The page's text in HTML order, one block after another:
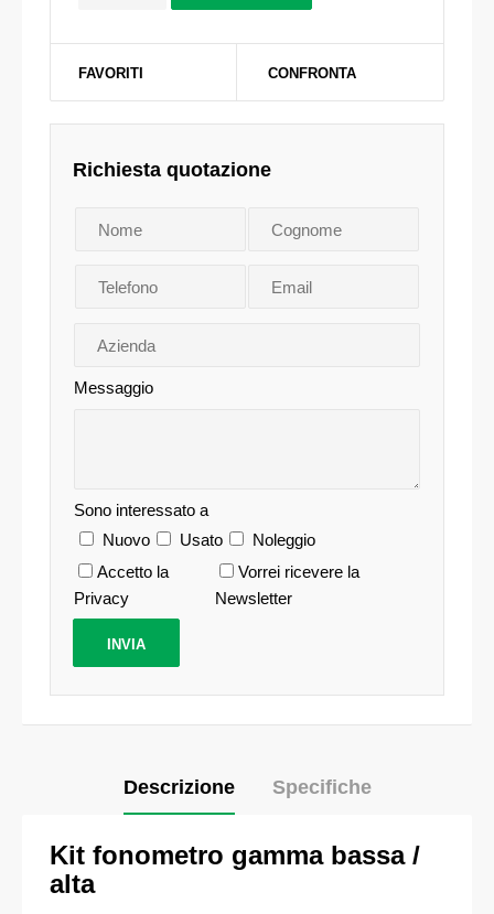
FAVORITI CONFRONTA
Richiesta quotazione
Messaggio
Sono interessato a
Nuovo
Usato
Noleggio
Accetto la
Privacy
Vorrei ricevere la
Newsletter
Descrizione Specifiche
Kit fonometro gamma bassa /
alta